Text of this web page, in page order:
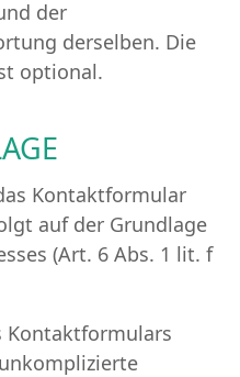
der
derselben. Die
optional.
Kontaktformular
auf der Grundlage
(Art. 6 Abs. 1 lit. f
Kontaktformulars